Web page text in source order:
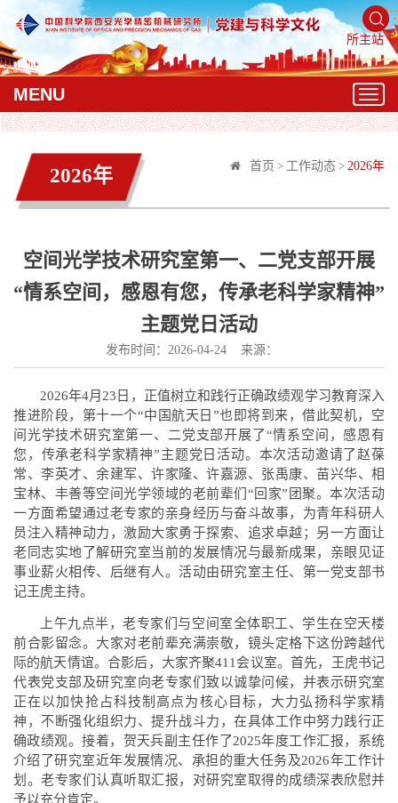
所主站
MENU
T
o
g
v
i
g
o
n
2026年 首页 > 工作动态 > 2026年
空间光学技术研究室第一、二党支部开展
“情系空间，感恩有您，传承老科学家精神”
主题党日活动
发布时间：2026-04-24 来源：
2026年4月23日，正值树立和践行正确政绩观学习教育深入
推进阶段，第十一个“中国航天日”也即将到来，借此契机，空
间光学技术研究室第一、二党支部开展了“情系空间，感恩有
您，传承老科学家精神”主题党日活动。本次活动邀请了赵葆
常、李英才、余建军、许家隆、许嘉源、张禹康、苗兴华、相
宝林、丰善等空间光学领域的老前辈们“回家”团聚。本次活动
一方面希望通过老专家的亲身经历与奋斗故事，为青年科研人
员注入精神动力，激励大家勇于探索、追求卓越；另一方面让
老同志实地了解研究室当前的发展情况与最新成果，亲眼见证
事业薪火相传、后继有人。活动由研究室主任、第一党支部书
记王虎主持。
上午九点半，老专家们与空间室全体职工、学生在空天楼
前合影留念。大家对老前辈充满崇敬，镜头定格下这份跨越代
际的航天情谊。合影后，大家齐聚411会议室。首先，王虎书记
代表党支部及研究室向老专家们致以诚挚问候，并表示研究室
正在以加快抢占科技制高点为核心目标，大力弘扬科学家精
神，不断强化组织力、提升战斗力，在具体工作中努力践行正
确政绩观。接着，贺天兵副主任作了2025年度工作汇报，系统
介绍了研究室近年发展情况、承担的重大任务及2026年工作计
划。老专家们认真听取汇报，对研究室取得的成绩深表欣慰并
予以充分肯定。